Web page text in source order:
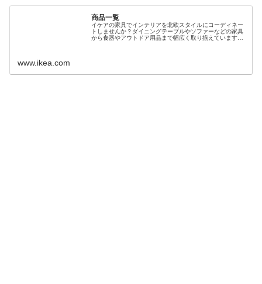
商品一覧
イケアの家具でインテリアを北欧スタイルにコーディネー
トしませんか？ダイニングテーブルやソファーなどの家具
から食器やアウトドア用品まで幅広く取り揃えています。
www.ikea.com